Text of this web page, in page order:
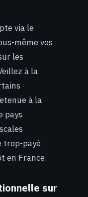
via le
même vos
les
à la
à la
pays
trop-payé
en France.
sur